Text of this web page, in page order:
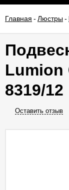
О
Главная - Люстры-
Lumion
8319/12
Оставить отзыв